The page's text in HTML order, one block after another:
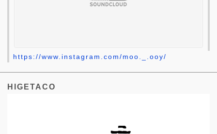
https://www.instagram.com/moo._.ooy/
HIGETACO